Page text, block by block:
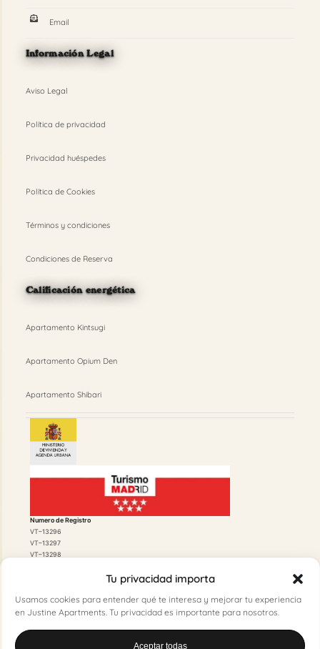
Tu privacidad importa
Usamos cookies para entender qué te interesa y mejorar tu experiencia
en Justine Apartments. Tu privacidad es importante para nosotros.
Aceptar todas
Email
Información Legal
Aviso Legal
Política de privacidad
Privacidad huéspedes
Política de Cookies
Términos y condiciones
Condiciones de Reserva
Calificación energética
Apartamento Kintsugi
Apartamento Opium Den
Apartamento Shibari
Numero de Registro
VT–13296
VT–13297
VT–13298